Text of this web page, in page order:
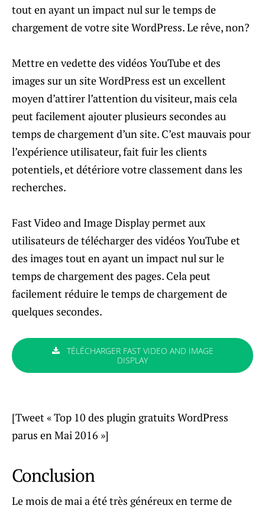
tout en ayant un impact nul sur le temps de
chargement de votre site WordPress. Le rêve, non?
Mettre en vedette des vidéos YouTube et des
images sur un site WordPress est un excellent
moyen d’attirer l’attention du visiteur, mais cela
peut facilement ajouter plusieurs secondes au
temps de chargement d’un site. C’est mauvais pour
l’expérience utilisateur, fait fuir les clients
potentiels, et détériore votre classement dans les
recherches.
Fast Video and Image Display permet aux
utilisateurs de télécharger des vidéos YouTube et
des images tout en ayant un impact nul sur le
temps de chargement des pages. Cela peut
facilement réduire le temps de chargement de
quelques secondes.
TÉLÉCHARGER FAST VIDEO AND IMAGE
DISPLAY
[Tweet « Top 10 des plugin gratuits WordPress
parus en Mai 2016 »]
Conclusion
Le mois de mai a été très généreux en terme de